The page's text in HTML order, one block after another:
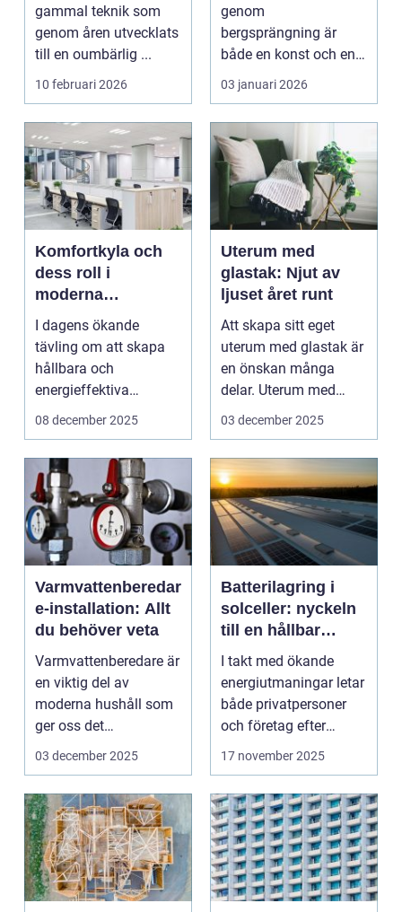
gammal teknik som
genom åren utvecklats
till en oumbärlig ...
10 februari 2026
genom
bergsprängning är
både en konst och en
vetenskap. Med pre...
03 januari 2026
Komfortkyla och
dess roll i
moderna
kommersiella
fastigheter
I dagens ökande
tävling om att skapa
hållbara och
energieffektiva
byggnader, spelar ...
08 december 2025
Uterum med
glastak: Njut av
ljuset året runt
Att skapa sitt eget
uterum med glastak är
en önskan många
delar. Uterum med
glastak ...
03 december 2025
Varmvattenberedar
e-installation: Allt
du behöver veta
Varmvattenberedare är
en viktig del av
moderna hushåll som
ger oss det
komfortabla varmva...
03 december 2025
Batterilagring i
solceller: nyckeln
till en hållbar
energiframtid
I takt med ökande
energiutmaningar letar
både privatpersoner
och företag efter
17 november 2025